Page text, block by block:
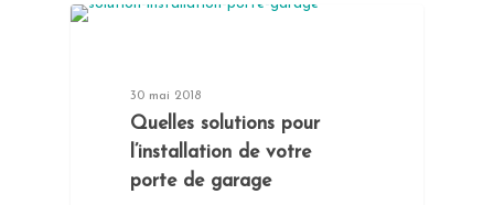
30 mai 2018
Quelles solutions pour
l’installation de votre
porte de garage